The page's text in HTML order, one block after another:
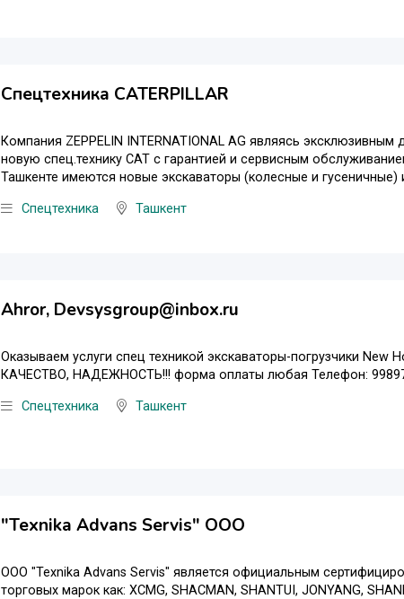
Спецтехника CATERPILLAR
Компания ZEPPELIN INTERNATIONAL AG являясь
новую спец.технику САТ с гарантией и сервисным
Ташкенте имеются новые экскаваторы (колесные и гусеничные)
Спецтехника Ташкент
Ahror, Devsysgroup@inbox.ru
Оказываем услуги спец техникой экскаваторы-погрузчики
КАЧЕСТВО, НАДЕЖНОСТЬ!!! форма оплаты любая Телефон:
Спецтехника Ташкент
"Texnika Advans Servis" ООО
ООО "Texnika Advans Servis" является официальным
торговых марок как: XCMG, SHACMAN, SHANTUI, JONYANG,